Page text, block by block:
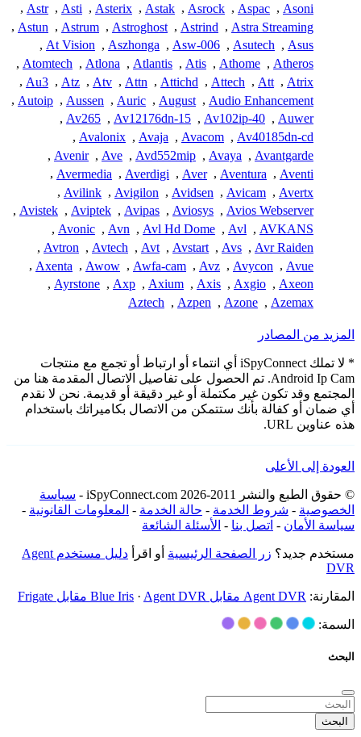
Asoni
,
Aspac
,
Asrock
,
Astak
,
Asterix
,
Asti
,
Astr
,
Astra Streaming
,
Astrind
,
Astroghost
,
Astrum
,
Astun
,
Asus
,
Asutech
,
Asw-006
,
Aszhonga
,
At Vision
,
Atheros
,
Athome
,
Atis
,
Atlantis
,
Atlona
,
Atomtech
,
Atrix
,
Att
,
Attech
,
Attichd
,
Attn
,
Atv
,
Atz
,
Au3
,
Audio Enhancement
,
August
,
Auric
,
Aussen
,
Autoip
,
Auwer
,
Av102ip-40
,
Av12176dn-15
,
Av265
,
Av40185dn-cd
,
Avacom
,
Avaja
,
Avalonix
,
Avantgarde
,
Avaya
,
Avd552mip
,
Ave
,
Avenir
,
Aventi
,
Aventura
,
Aver
,
Averdigi
,
Avermedia
,
Avertx
,
Avicam
,
Avidsen
,
Avigilon
,
Avilink
,
Avios Webserver
,
Aviosys
,
Avipas
,
Aviptek
,
Avistek
,
AVKANS
,
Avl
,
Avl Hd Dome
,
Avn
,
Avonic
,
Avr Raiden
,
Avs
,
Avstart
,
Avt
,
Avtech
,
Avtron
,
Avue
,
Avycon
,
Avz
,
Awfa-cam
,
Awow
,
Axenta
,
Axeon
,
Axgio
,
Axis
,
Axium
,
Axp
,
Ayrstone
,
Azemax
,
Azone
,
Azpen
,
Aztech
المزيد من المصادر
* لا تملك iSpyConnect أي انتماء أو ارتباط أو تجمع مع منتجات
Android Ip Cam. تم الحصول على تفاصيل الاتصال المقدمة هنا من
المجتمع وقد تكون غير مكتملة أو غير دقيقة أو قديمة. نحن لا نقدم
أي ضمان أو كفالة بأنك ستتمكن من الاتصال بكاميراتك باستخدام
هذه عناوين URL.
العودة إلى الأعلى
© حقوق الطبع والنشر 2011-2026 iSpyConnect.com -
سياسة
الخصوصية - شروط الخدمة - حالة الخدمة - المعلومات القانونية -
سياسة الأمان - اتصل بنا - الأسئلة الشائعة
مستخدم جديد؟ زر الصفحة الرئيسية أو اقرأ
دليل مستخدم Agent
DVR
المقارنة: Agent DVR مقابل Blue Iris · Agent DVR مقابل Frigate
السمة:
البحث
البحث